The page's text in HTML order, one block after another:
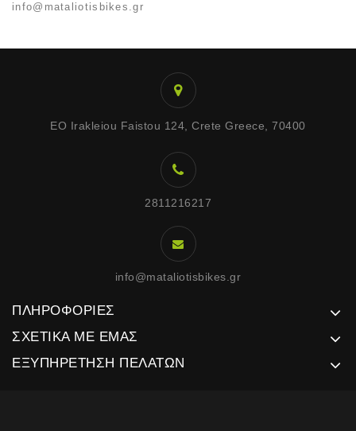
info@mataliotisbikes.gr
EO Irakleiou Faistou 124, Crete Greece, 70400
2811216217
info@mataliotisbikes.gr
ΠΛΗΡΟΦΟΡΊΕΣ
ΣΧΕΤΙΚΆ ΜΕ ΕΜΆΣ
ΕΞΥΠΗΡΈΤΗΣΗ ΠΕΛΑΤΏΝ